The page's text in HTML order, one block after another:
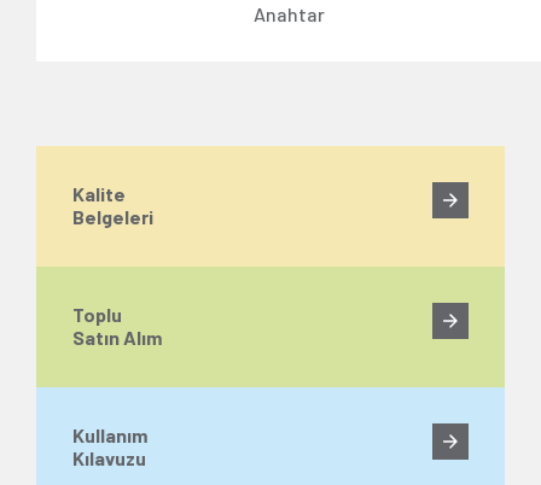
Anahtar
Kalite
Belgeleri
Toplu
Satın Alım
Kullanım
Kılavuzu